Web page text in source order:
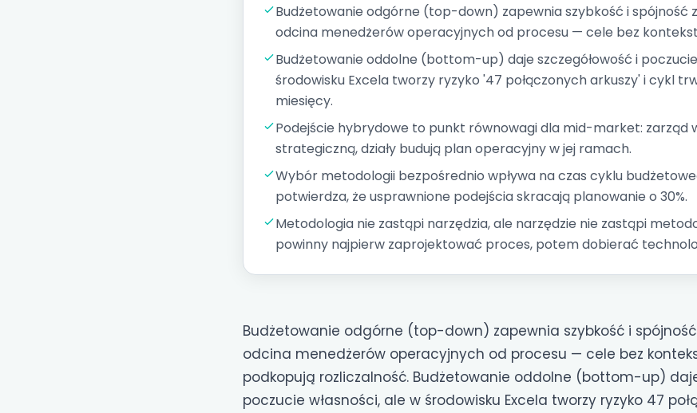
Budżetowanie odgórne (top-down) zapewnia szybkość i spójność
odcina menedżerów operacyjnych od procesu — cele bez
Budżetowanie oddolne (bottom-up) daje szczegółowość i poczucie
środowisku Excela tworzy ryzyko '47 połączonych arkuszy' i cykl
miesięcy.
Podejście hybrydowe to punkt równowagi dla mid-market: zarząd
strategiczną, działy budują plan operacyjny w jej ramach.
Wybór metodologii bezpośrednio wpływa na czas cyklu
potwierdza, że usprawnione podejścia skracają planowanie o 30%.
Metodologia nie zastąpi narzędzia, ale narzędzie nie zastąpi
powinny najpierw zaprojektować proces, potem dobierać
Budżetowanie odgórne (top-down) zapewnia szybkość i
odcina menedżerów operacyjnych od procesu — cele bez
podkopują rozliczalność. Budżetowanie oddolne (bottom-up)
poczucie własności, ale w środowisku Excela tworzy ryzyko 47